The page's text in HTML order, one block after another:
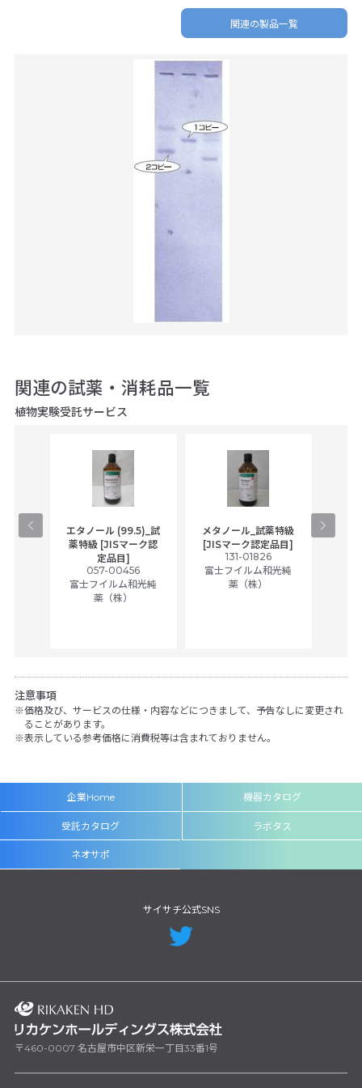
関連の製品一覧
関連の試薬・消耗品一覧
植物実験受託サービス
エタノール (99.5)_試
薬特級 [JISマーク認
定品目]
057-00456
富士フイルム和光純
薬（株）
メタノール_試薬特級
[JISマーク認定品目]
131-01826
富士フイルム和光純
薬（株）
注意事項
価格及び、サービスの仕様・内容などにつきまして、予告なしに変更され
ることがあります。
表示している参考価格に消費税等は含まれておりません。
企業Home 機器カタログ
受託カタログ ラボタス
ネオサポ
サイサチ公式SNS
〒460-0007 名古屋市中区新栄一丁目33番1号